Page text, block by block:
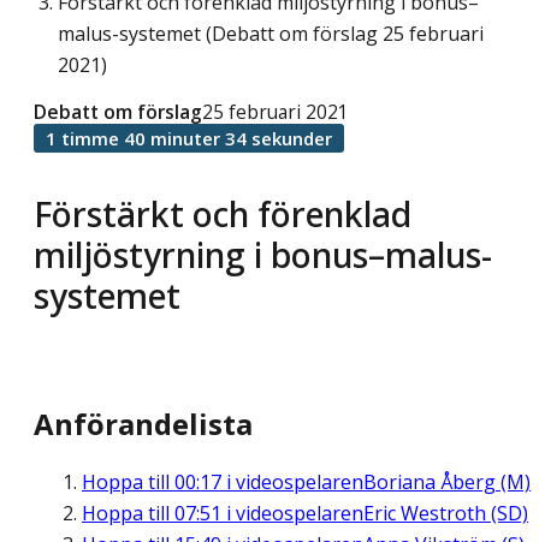
malus-systemet (Debatt om förslag 25 februari
2021)
Förstärkt och förenklad
miljöstyrning i bonus–malus-
systemet
Debatt om förslag25 februari 2021
1 timme 40 minuter 34 sekunder
Anförandelista
Hoppa till 00:17 i videospelarenBoriana Åberg (M)
Hoppa till 07:51 i videospelarenEric Westroth (SD)